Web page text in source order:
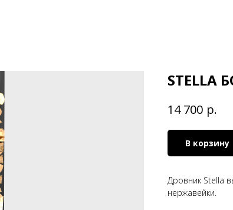
14 700 р.
В корзину
Дровник Stella
нержавейки.